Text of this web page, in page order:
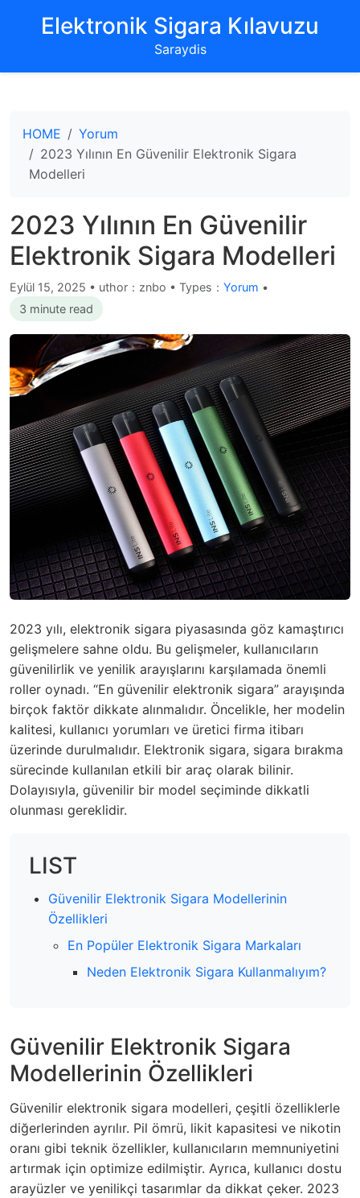
‌Elektronik Sigara Kılavuzu‌
Saraydis
HOME
Yorum
2023 Yılının En Güvenilir Elektronik Sigara
Modelleri
2023 Yılının En Güvenilir
Elektronik Sigara Modelleri
Eylül 15, 2025 • uthor：znbo • Types： Yorum •
3 minute read
2023 yılı, elektronik sigara piyasasında göz kamaştırıcı
gelişmelere sahne oldu. Bu gelişmeler, kullanıcıların
güvenilirlik ve yenilik arayışlarını karşılamada önemli
roller oynadı. “En güvenilir elektronik sigara” arayışında
birçok faktör dikkate alınmalıdır. Öncelikle, her modelin
kalitesi, kullanıcı yorumları ve üretici firma itibarı
üzerinde durulmalıdır. Elektronik sigara, sigara bırakma
sürecinde kullanılan etkili bir araç olarak bilinir.
Dolayısıyla, güvenilir bir model seçiminde dikkatli
olunması gereklidir.
LIST
Güvenilir Elektronik Sigara Modellerinin
Özellikleri
En Popüler Elektronik Sigara Markaları
Neden Elektronik Sigara Kullanmalıyım?
Güvenilir Elektronik Sigara
Modellerinin Özellikleri
Güvenilir elektronik sigara modelleri, çeşitli özelliklerle
diğerlerinden ayrılır. Pil ömrü, likit kapasitesi ve nikotin
oranı gibi teknik özellikler, kullanıcıların memnuniyetini
artırmak için optimize edilmiştir. Ayrıca, kullanıcı dostu
arayüzler ve yenilikçi tasarımlar da dikkat çeker. 2023